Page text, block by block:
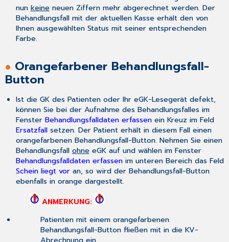
nun keineneuen Ziffern mehr abgerechnet werden. Der
Behandlungsfall mit der aktuellen Kasse erhält den von
Ihnen ausgewählten Status mit seiner entsprechenden
Farbe.
Orangefarbener Behandlungsfall-
Button
Ist die GK des Patienten oder Ihr eGK-Lesegerät defekt,
können Sie bei der Aufnahme des Behandlungsfalles im
Fenster Behandlungsfalldaten erfassenein Kreuz im Feld
Ersatzfallsetzen. Der Patient erhält in diesem Fall einen
orangefarbenen Behandlungsfall-Button. Nehmen Sie einen
Behandlungsfall ohneeGK auf und wählen im Fenster
Behandlungsfalldaten erfassenim unteren Bereich das Feld
Schein liegt voran, so wird der Behandlungsfall-Button
ebenfalls in orange dargestellt.
ANMERKUNG:
Patienten mit einem orangefarbenen
Behandlungsfall-Button fließen mit in die KV-
Abrechnung ein.